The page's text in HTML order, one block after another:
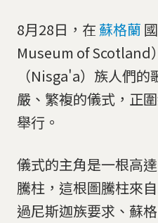
8月28日，在 蘇格蘭
Museum of Scotland
（Nisga'a）族人們
嚴、繁複的儀式，正
舉行。
儀式的主角是一根高
騰柱，這根圖騰柱來自
過尼斯迦族要求、蘇